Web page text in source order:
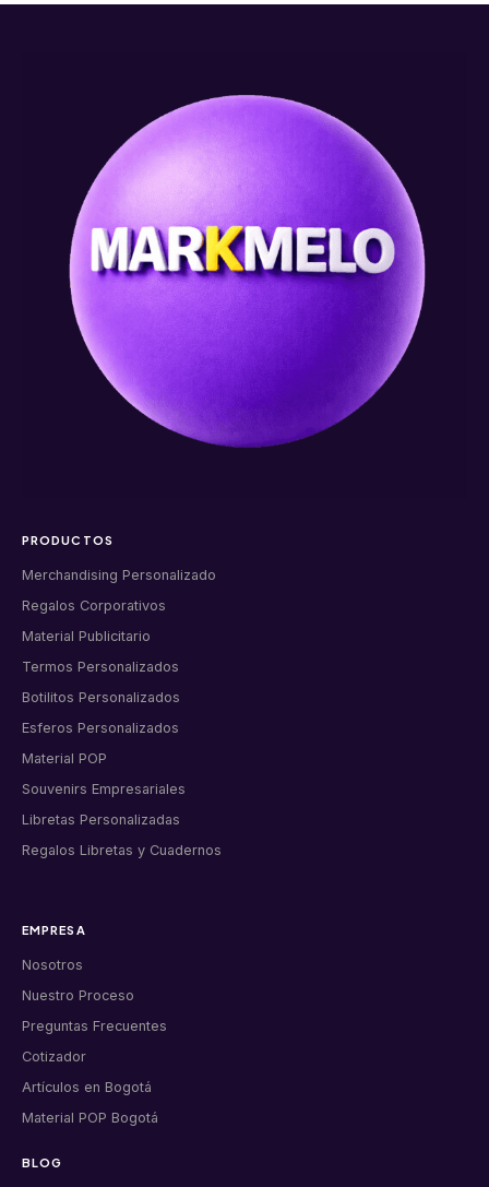
PRODUCTOS
Merchandising Personalizado
Regalos Corporativos
Material Publicitario
Termos Personalizados
Botilitos Personalizados
Esferos Personalizados
Material POP
Souvenirs Empresariales
Libretas Personalizadas
Regalos Libretas y Cuadernos
EMPRESA
Nosotros
Nuestro Proceso
Preguntas Frecuentes
Cotizador
Artículos en Bogotá
Material POP Bogotá
BLOG